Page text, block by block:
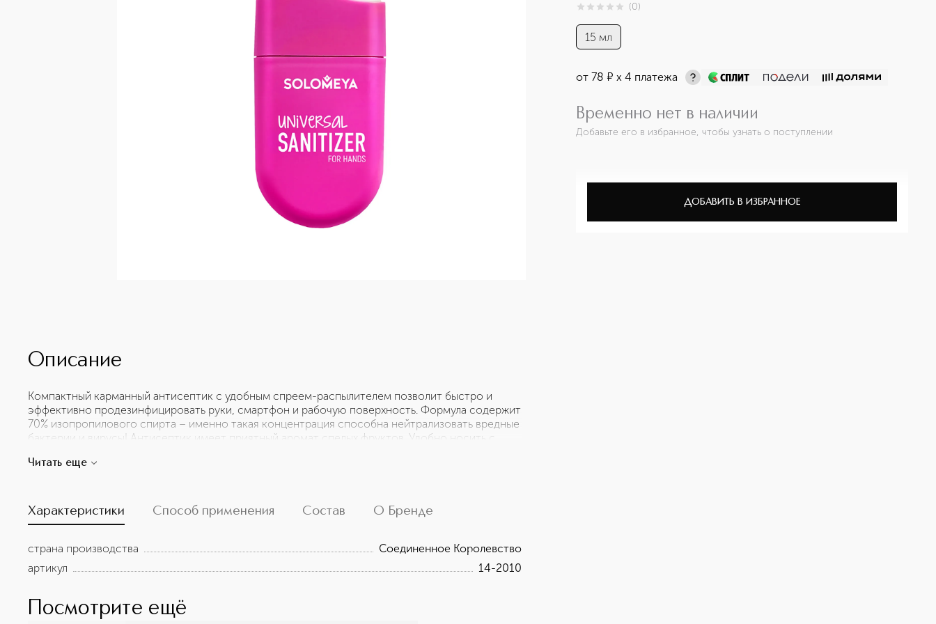
0из 0 (0)
15 мл
от78 ¤ х 4 платежа
Временно нет в наличии
Добавьте его в избранное, чтобы узнать о поступлении
ДОБАВИТЬ В ИЗБРАННОЕ
Описание
Компактный карманный антисептик с удобным спреем-распылителем позволит быстро и
эффективно продезинфицировать руки, смартфон и рабочую поверхность. Формула содержит
70% изопропилового спирта – именно такая концентрация способна нейтрализовать вредные
бактерии и вирусы! Антисептик имеет приятный аромат спелых фруктов. Удобно носить с
решение для эффективной личной гигиены на каждый день!
Читать еще
Характеристики Способ применения Состав О Бренде
страна производства
Соединенное Королевство
артикул
14-2010
Посмотрите ещё